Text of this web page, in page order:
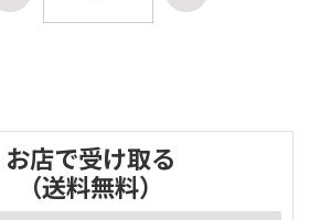
お店で受け取る
（送料無料）